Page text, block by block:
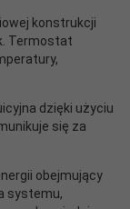
konstrukcji
Termostat
dzięki użyciu
się za
obejmujący
systemu,